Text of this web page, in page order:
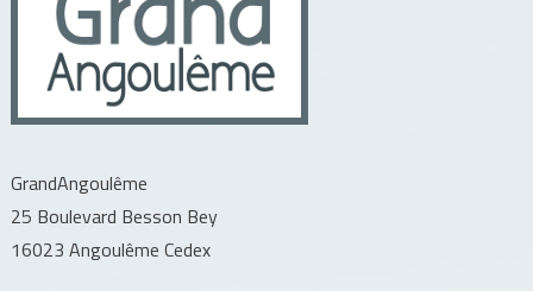
GrandAngoulême
25 Boulevard Besson Bey
16023 Angoulême Cedex